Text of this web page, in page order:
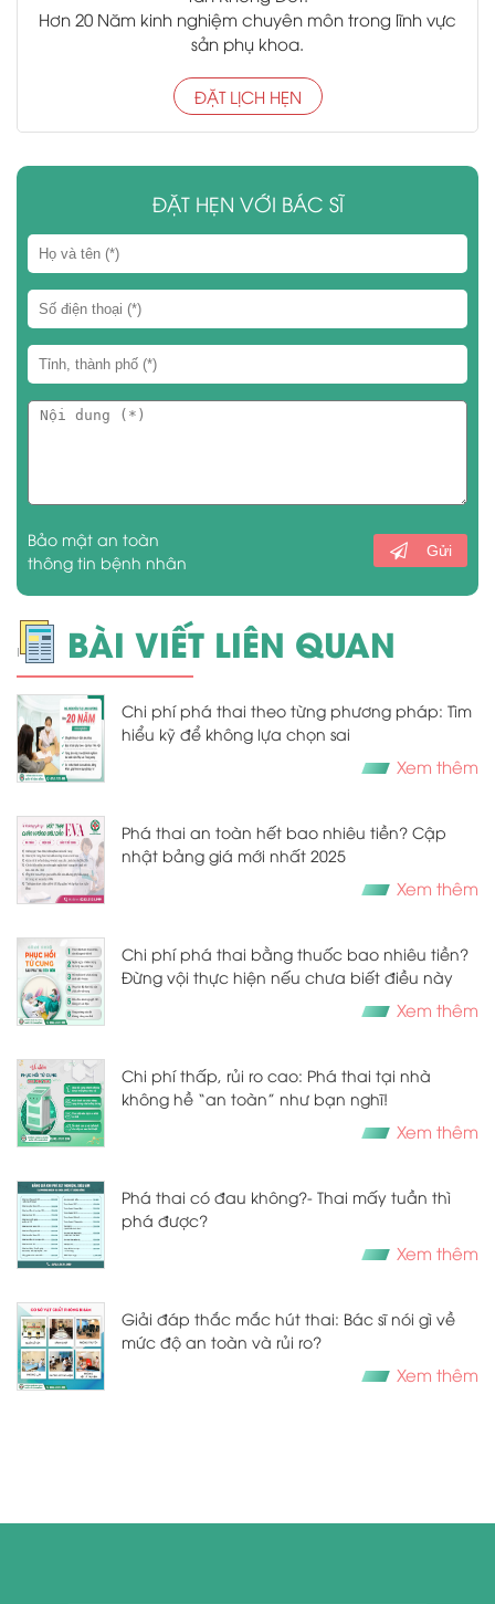
Hơn 20 Năm kinh nghiệm chuyên môn trong lĩnh vực
sản phụ khoa.
ĐẶT LỊCH HẸN
ĐẶT HẸN VỚI BÁC SĨ
Bảo mật an toàn
thông tin bệnh nhân
Gửi
BÀI VIẾT LIÊN QUAN
Chi phí phá thai theo từng phương pháp: Tìm
hiểu kỹ để không lựa chọn sai
Xem thêm
Phá thai an toàn hết bao nhiêu tiền? Cập
nhật bảng giá mới nhất 2025
Xem thêm
Chi phí phá thai bằng thuốc bao nhiêu tiền?
Đừng vội thực hiện nếu chưa biết điều này
Xem thêm
Chi phí thấp, rủi ro cao: Phá thai tại nhà
không hề “an toàn” như bạn nghĩ!
Xem thêm
​​​​​​​Phá thai có đau không?- Thai mấy tuần thì
phá được?
Xem thêm
Giải đáp thắc mắc hút thai: Bác sĩ nói gì về
mức độ an toàn và rủi ro?
Xem thêm